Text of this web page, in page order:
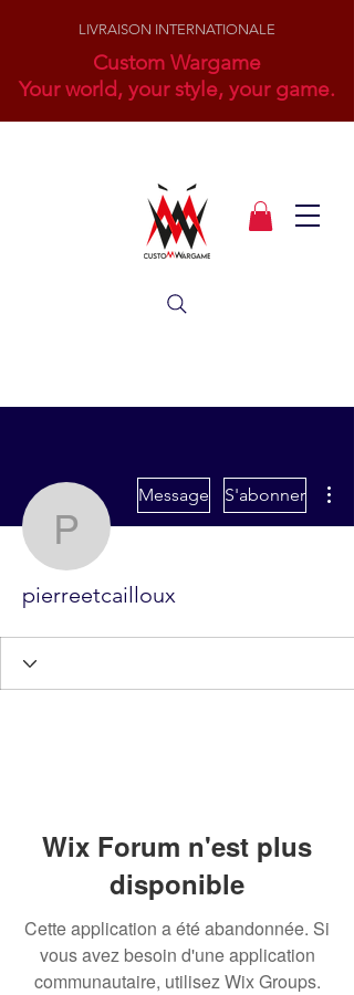
LIVRAISON INTERNATIONALE
Custom Wargame
Your world, your style, your game.
pierreetcailloux
Message S'abonner
pierreetcailloux
Wix Forum n'est plus
disponible
Cette application a été abandonnée. Si
vous avez besoin d'une application
communautaire, utilisez Wix Groups.